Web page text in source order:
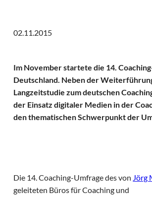
02.11.2015
Im November startete die 14.
Deutschland. Neben der
Langzeitstudie zum deutschen
der Einsatz digitaler Medien in der
den thematischen Schwerpunkt der
Die 14. Coaching-Umfrage des von Jörg
geleiteten Büros für Coaching und